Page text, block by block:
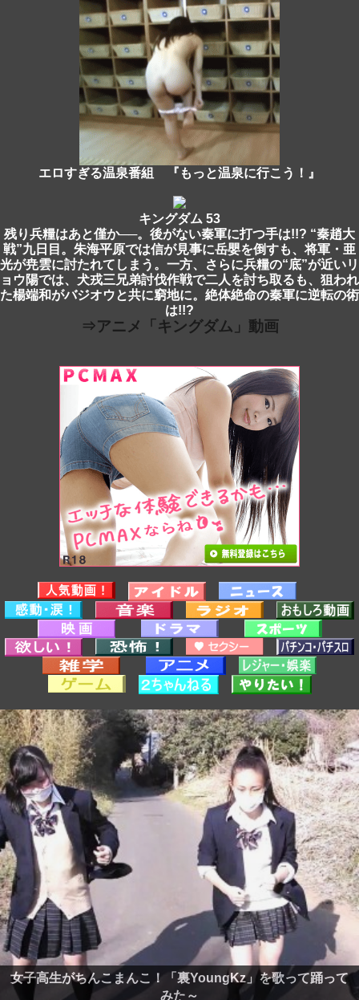
エロすぎる温泉番組 『もっと温泉に行こう！』
キングダム 53
残り兵糧はあと僅か──。後がない秦軍に打つ手は!!? “秦趙大
戦”九日目。朱海平原では信が見事に岳嬰を倒すも、将軍・亜
光が尭雲に討たれてしまう。一方、さらに兵糧の“底”が近いリ
ョウ陽では、犬戎三兄弟討伐作戦で二人を討ち取るも、狙われ
た楊端和がバジオウと共に窮地に。絶体絶命の秦軍に逆転の術
は!!?
⇒アニメ「キングダム」動画
女子高生がちんこまんこ！「裏YoungKz」を歌って踊って
みた～